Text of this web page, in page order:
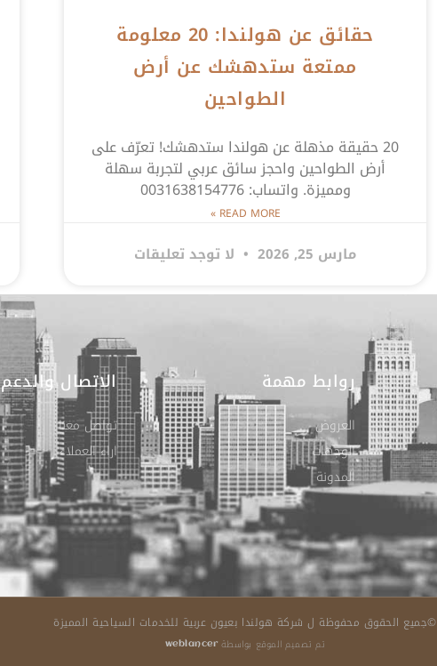
حقائق عن هولندا: 20 معلومة
ممتعة ستدهشك عن أرض
الطواحين
20 حقيقة مذهلة عن هولندا ستدهشك! تعرّف على
أرض الطواحين واحجز سائق عربي لتجربة سهلة
ومميزة. واتساب: 0031638154776
READ MORE »
مارس 25, 2026 لا توجد تعليقات
روابط مهمة
العروض
الوجهات
المدونة
الاتصال والدعم
تواصل معنا
اراء العملاء
©جميع الحقوق محفوظة ل شركة هولندا بعيون عربية للخدمات السياحية المميزة
تم تصميم الموقع بواسطة weblancer